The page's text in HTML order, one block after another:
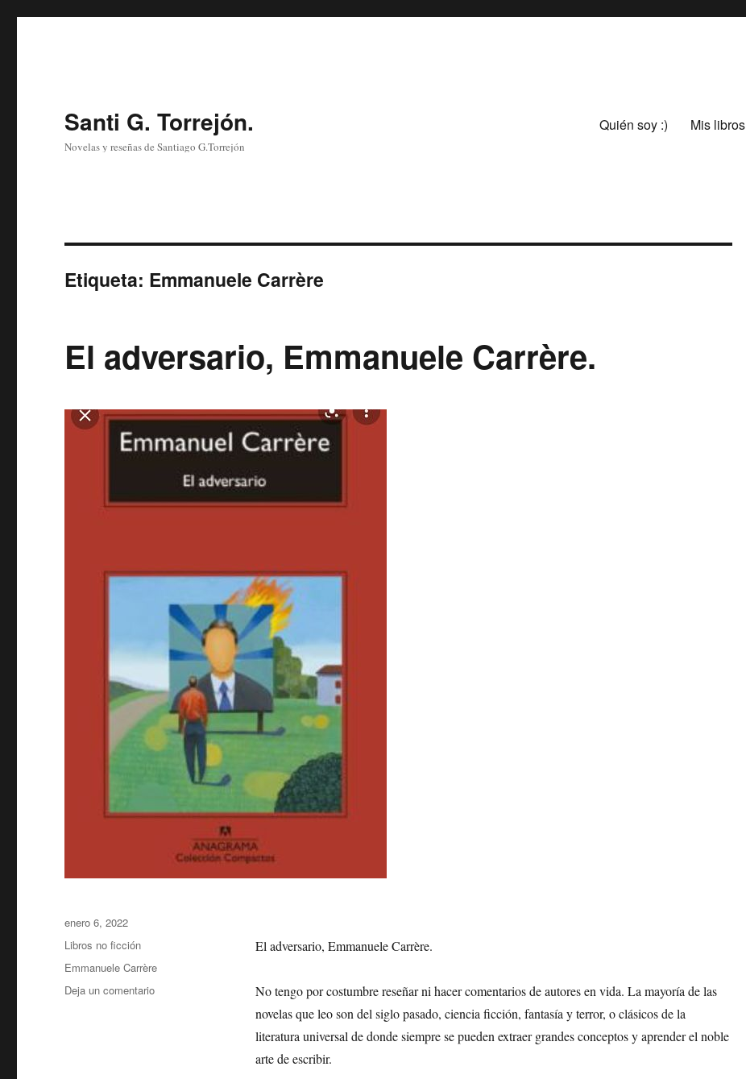
Santi G. Torrejón.
Novelas y reseñas de Santiago G.Torrejón
Quién soy :) Mis libros
Etiqueta: Emmanuele Carrère
El adversario, Emmanuele Carrère.
El adversario, Emmanuele Carrère.
No tengo por costumbre reseñar ni hacer comentarios de autores en vida. La mayoría de las
novelas que leo son del siglo pasado, ciencia ficción, fantasía y terror, o clásicos de la
literatura universal de donde siempre se pueden extraer grandes conceptos y aprender el noble
arte de escribir.
Publicado
el
enero 6, 2022
Categorías
Libros no ficción
Etiquetas
Emmanuele Carrère
Deja un comentarioen